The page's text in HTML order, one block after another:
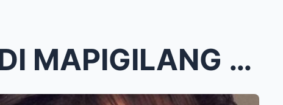
Janine Gutierrez DI MAPIGILANG TUMULO Ang LUHA nan...